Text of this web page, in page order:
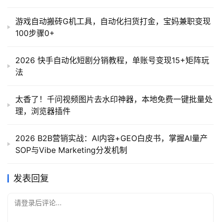
游戏自动搬砖G机工具，自动化扫货打金，宝妈兼职变现
100步骤0+
2026 快手自动化短剧分销教程，单账号变现15+矩阵玩
法
太香了！千问视频图片去水印神器，本地免费一键批量处
理，浏览器插件
2026 B2B营销实战：AI内容+GEO白皮书，掌握AI量产
SOP与Vibe Marketing分发机制
发表回复
请登录后评论...